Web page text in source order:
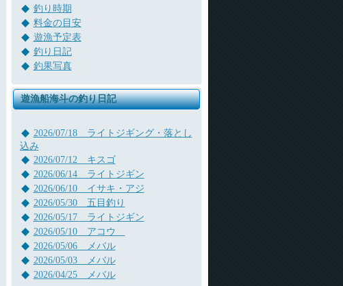
釣り時期
料金の目安
遊漁予定表
釣り日記
釣果写真
遊漁船海斗の釣り日記
2026/07/18 ライトジギング・落とし
込み
2026/07/12 キスゴ
2026/06/14 ライトジギン
2026/06/10 イサキ・アジ
2026/05/30 五目釣り
2026/05/17 ライトジギン
2026/05/10 アコウ
2026/05/06 メバル
2026/05/03 メバル
2026/04/25 メバル